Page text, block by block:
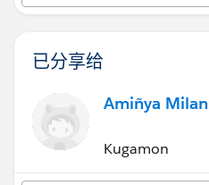
已分享给
Amiñya
Kugamon